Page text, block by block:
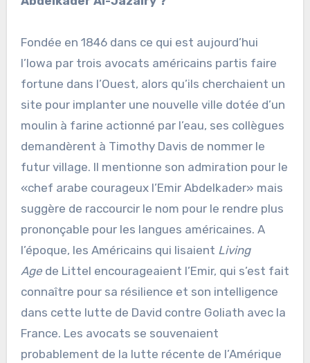
Fondée en 1846 dans ce qui est aujourd’hui
l’Iowa par trois avocats américains partis faire
fortune dans l’Ouest, alors qu’ils cherchaient un
site pour implanter une nouvelle ville dotée d’un
moulin à farine actionné par l’eau, ses collègues
demandèrent à Timothy Davis de nommer le
futur village. Il mentionne son admiration pour le
«chef arabe courageux l’Emir Abdelkader» mais
suggère de raccourcir le nom pour le rendre plus
prononçable pour les langues américaines. A
l’époque, les Américains qui lisaient Living
Agede Littel encourageaient l’Emir, qui s’est fait
connaître pour sa résilience et son intelligence
dans cette lutte de David contre Goliath avec la
France. Les avocats se souvenaient
probablement de la lutte récente de l’Amérique